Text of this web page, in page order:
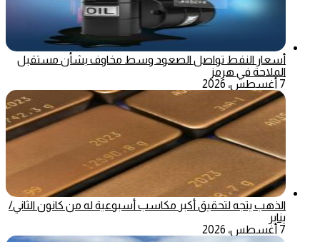
أسعار النفط تواصل الصعود وسط مخاوف بشأن مستقبل
الملاحة في هرمز
7 أغسطس، 2026
الذهب يتجه لتحقيق أكبر مكاسب أسبوعية له من كانون الثاني/
يناير
7 أغسطس، 2026